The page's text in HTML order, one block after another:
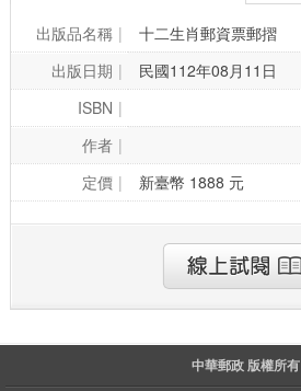
出版品名稱
十二生肖郵資票郵摺
出版日期
民國112年08月11日
ISBN
作者
定價
新臺幣 1888 元
中華郵政 版權所有